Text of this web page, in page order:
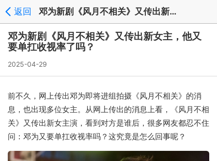
返回 邓为新剧《风月不相关》又传出新女主，他又要单扛收视率了吗？ - 文章中心
邓为新剧《风月不相关》又传出新女主，他又
要单扛收视率了吗？
2025-04-29
前不久，网上传出邓为即将进组拍摄《风月不相关》的消
息，也出现多位女主。从网上传出的消息上看，《风月不相
关》又传出新女主演，看到对方是谁后，很多网友都忍不住
问：邓为又要单扛收视率吗？这究竟是怎么回事呢？